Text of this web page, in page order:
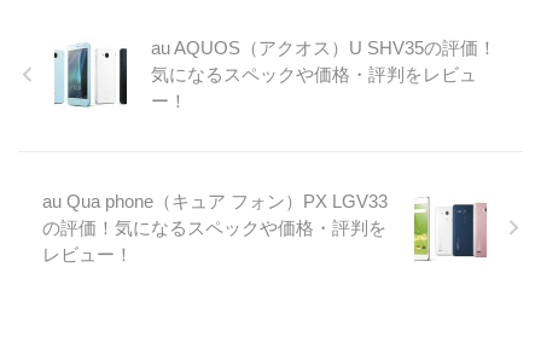
au AQUOS（アクオス）U SHV35の評価！
気になるスペックや価格・評判をレビュ
ー！
au Qua phone（キュア フォン）PX LGV33
の評価！気になるスペックや価格・評判を
レビュー！